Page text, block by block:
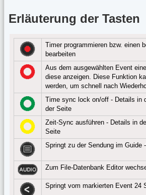
Erläuterung der Tasten
Timer programmieren bzw. einen
bearbeiten
Aus dem ausgewählten Event
diese anzeigen. Diese Funktion
werden, um schnell nach
Time sync lock on/off - Details in
der Seite
Zeit-Sync ausführen - Details in
Seite
Springt zu der Sendung im Guide
Zum File-Datenbank Editor
Springt vom markierten Event 24